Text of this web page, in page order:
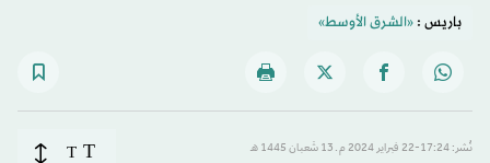
باريس :«الشرق الأوسط»
نُشر: 17:24-22 فبراير 2024 م ـ 13 شَعبان 1445 هـ T
T